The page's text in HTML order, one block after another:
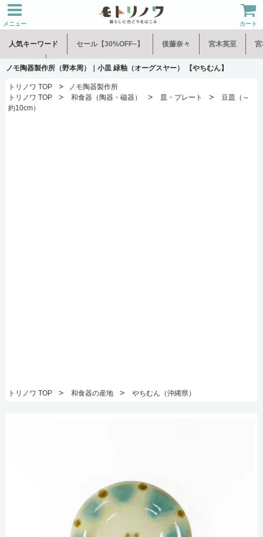
メニュー カート
人気キーワード セール【30%OFF~】 後藤奈々 宮木英至 宮
水谷和音 児玉修治
ノモ陶器製作所（野本周）｜小皿 緑釉（オーグスヤー） 【やちむん】
トリノワ TOP >
ノモ陶器製作所
トリノワ TOP
> 和食器（陶器・磁器） > 皿・プレート >
豆皿（～
約10cm）
トリノワ TOP > 和食器の産地 > やちむん（沖縄県）